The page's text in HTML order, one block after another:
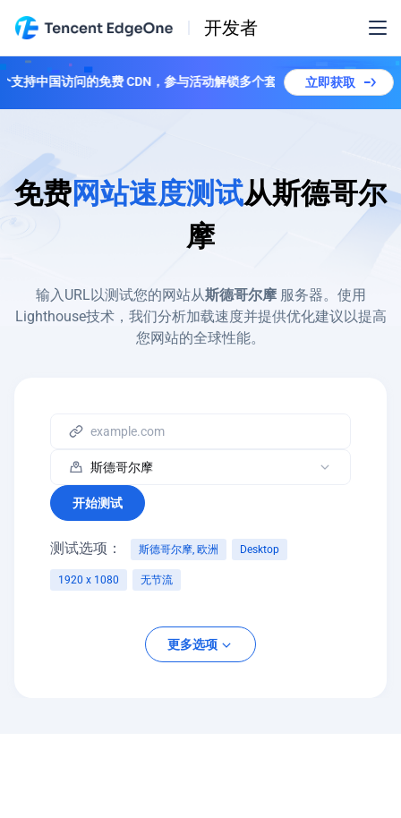
开发者
持中国访问的免费 CDN，参与活动解锁多个套餐！ 立即获取
免费网站速度测试从斯德哥尔
摩
输入URL以测试您的网站从斯德哥尔摩 服务器。使用
Lighthouse技术，我们分析加载速度并提供优化建议以提高
您网站的全球性能。
开始测试
测试选项： 斯德哥尔摩, 欧洲 Desktop
1920 x 1080 无节流
桌面
更多选项